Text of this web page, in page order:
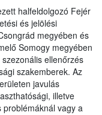
halfeldolgozó Fejér
és jelölési
megyében és
Somogy megyében
ellenőrzés
szakemberek. Az
javulás
illetve
problémáknál vagy a